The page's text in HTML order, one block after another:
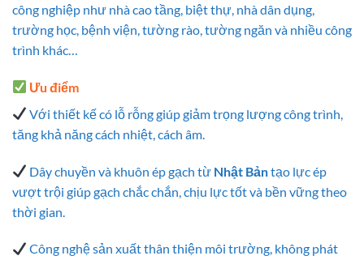
công nghiệp như nhà cao tầng, biệt thự, nhà dân dụng,
trường học, bệnh viện, tường rào, tường ngăn và nhiều công
trình khác…
Ưu điểm
Với thiết kế có lỗ rỗng giúp giảm trọng lượng công trình,
tăng khả năng cách nhiệt, cách âm.
Dây chuyền và khuôn ép gạch từ Nhật Bảntạo lực ép
vượt trội giúp gạch chắc chắn, chịu lực tốt và bền vững theo
thời gian.
Công nghệ sản xuất thân thiện môi trường, không phát